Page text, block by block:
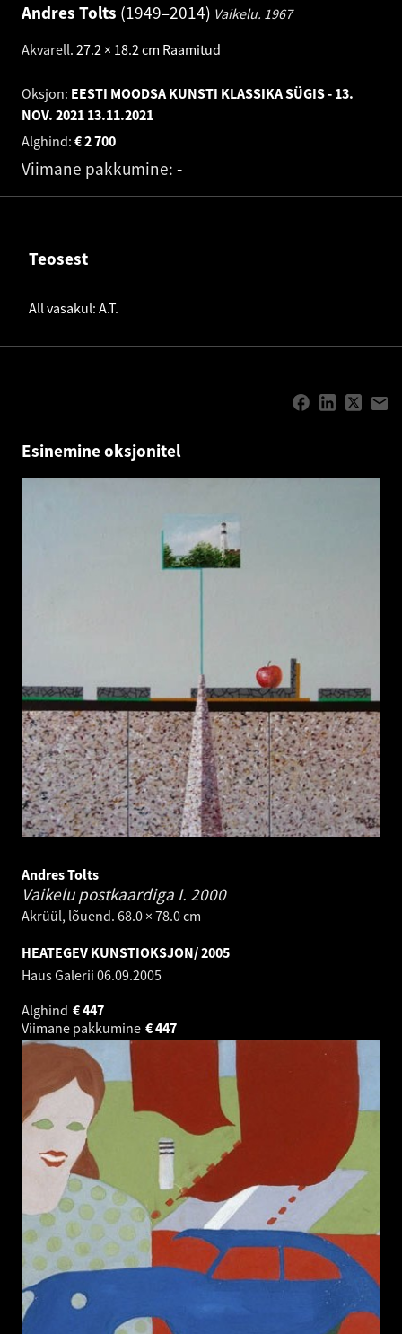
Andres Tolts 1949–2014 Vaikelu. 1967
Akvarell. 27.2 × 18.2 cm Raamitud
Oksjon: EESTI MOODSA KUNSTI KLASSIKA SÜGIS - 13.
NOV. 2021 13.11.2021
Alghind:
2 700
€
Viimane pakkumine: -
Teosest
All vasakul: A.T.
Esinemine oksjonitel
Andres Tolts
Vaikelu postkaardiga I. 2000
Akrüül, lõuend. 68.0 × 78.0 cm
HEATEGEV KUNSTIOKSJON/ 2005
Haus Galerii 06.09.2005
Alghind
447
€
Viimane pakkumine
447
€